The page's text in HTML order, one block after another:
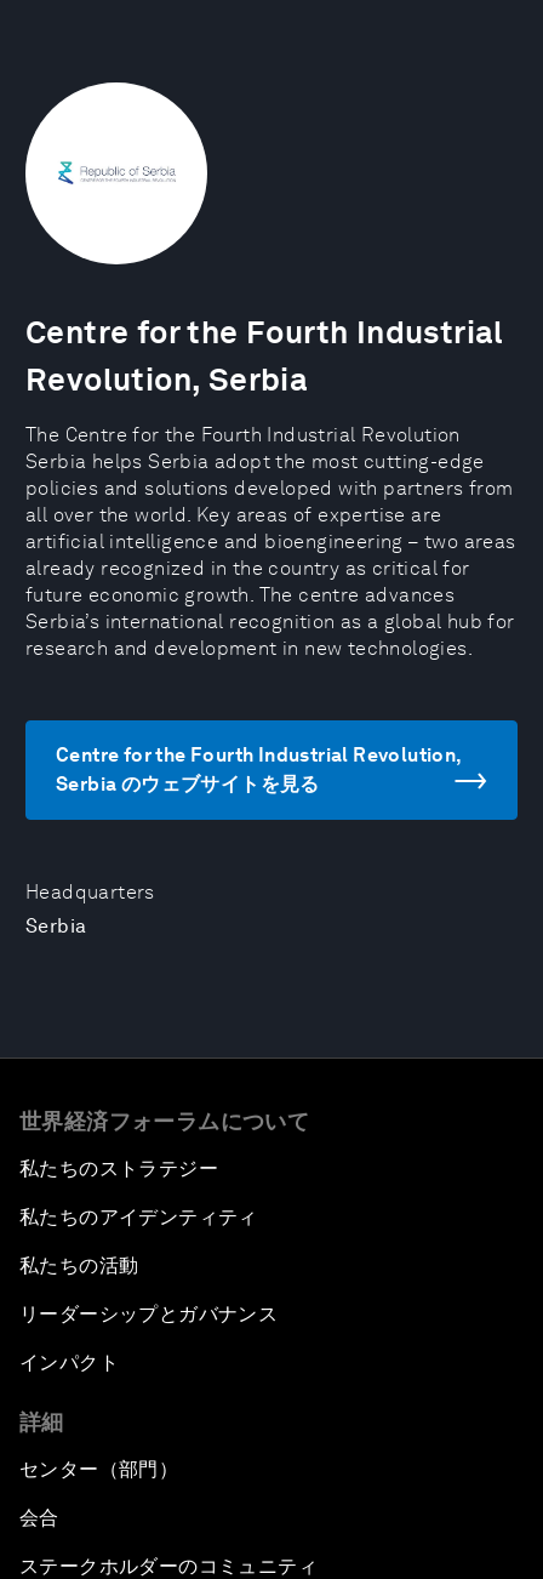
Headquarters
Serbia
Centre for the Fourth Industrial
Revolution, Serbia
The Centre for the Fourth Industrial Revolution
Serbia helps Serbia adopt the most cutting-edge
policies and solutions developed with partners from
all over the world. Key areas of expertise are
artificial intelligence and bioengineering – two areas
already recognized in the country as critical for
future economic growth. The centre advances
Serbia’s international recognition as a global hub for
research and development in new technologies.
Centre for the Fourth Industrial Revolution,
Serbia のウェブサイトを見る
世界経済フォーラムについて
私たちのストラテジー
私たちのアイデンティティ
私たちの活動
リーダーシップとガバナンス
インパクト
詳細
センター（部門）
会合
ステークホルダーのコミュニティ